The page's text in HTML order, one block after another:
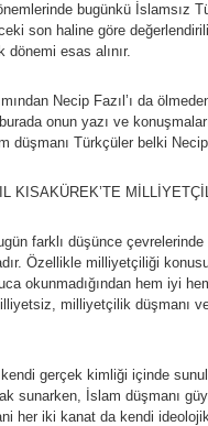
bugünkü İslamsız
son haline göre
dönemi esas alınır.
Necip Fazıl’ı da
onun yazı ve
düşmanı Türkçüler belki Necip
KISAKÜREK’TE
farklı düşünce
Özellikle milliyetçiliği
okunmadığından hem iyi
milliyetçilik düşmanı
kendi gerçek kimliği içinde
sunarken, İslam düşmanı
her iki kanat da kendi